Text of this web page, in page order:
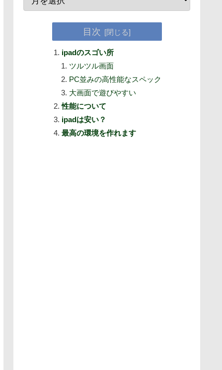
目次
ipadのスゴい所
ツルツル画面
PC並みの高性能なスペック
大画面で遊びやすい
性能について
ipadは安い？
最高の環境を作れます